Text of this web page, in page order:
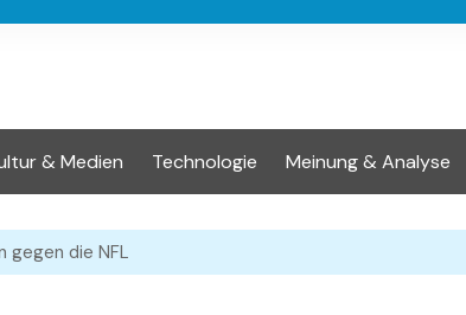
& Medien Technologie Meinung & Analyse
gegen die NFL